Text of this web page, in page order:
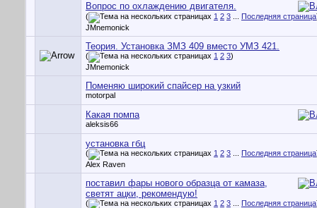
Вопрос по охлаждению двигателя.
( 1 2 3 Последняя страница
JMnemonick
Теория. Установка ЗМЗ 409 вместо УМЗ 421.
( 1 2 3)
JMnemonick
Поменяю широкий спайсер на узкий
motorpal
Какая помпа
aleksis66
установка гбц
( 1 2 3 Последняя страница
Alex Raven
поставил фары нового образца от камаза,
светят ацки, рекомендую!
( 1 2 3 Последняя страница